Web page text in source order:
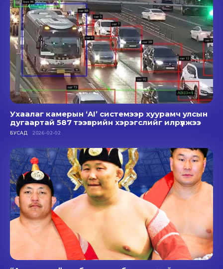
Ухаалаг камерын ‘AI’ системээр хуурамч улсын
дугаартай 587 тээврийн хэрэгслийг илрүүлжээ
БУСАД 2026-02-02